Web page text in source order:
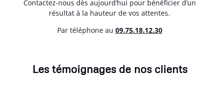
Contactez-nous dès aujourd’hui pour bénéficier d’un
résultat à la hauteur de vos attentes.
Par téléphone au 09.75.18.12.30
Les témoignages de nos clients